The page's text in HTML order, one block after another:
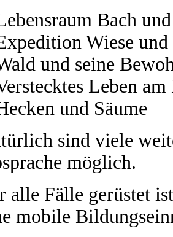
Bach
Wiese
und seine
Leben
und Säume
sind viele
möglich.
alle Fälle gerüstet
mobile